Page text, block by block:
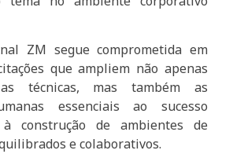
ZM segue comprometida em
que ampliem não apenas
técnicas, mas também as
essenciais ao sucesso
construção de ambientes de
e colaborativos.